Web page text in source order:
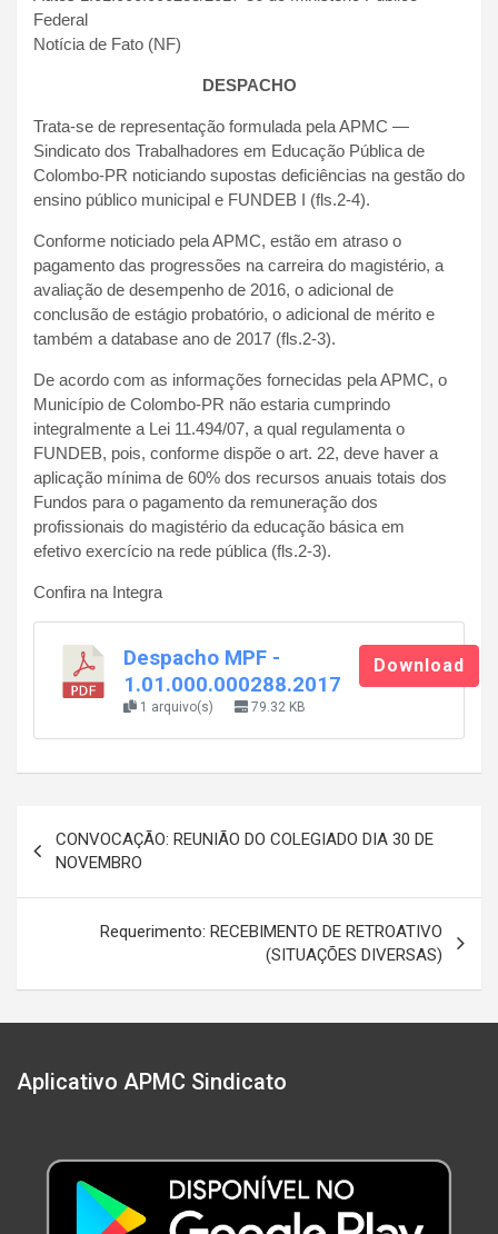
Federal
Notícia de Fato (NF)
DESPACHO
Trata-se de representação formulada pela APMC —
Sindicato dos Trabalhadores em Educação Pública de
Colombo-PR noticiando supostas deficiências na gestão do
ensino público municipal e FUNDEB I (fls.2-4).
Conforme noticiado pela APMC, estão em atraso o
pagamento das progressões na carreira do magistério, a
avaliação de desempenho de 2016, o adicional de
conclusão de estágio probatório, o adicional de mérito e
também a database ano de 2017 (fls.2-3).
De acordo com as informações fornecidas pela APMC, o
Município de Colombo-PR não estaria cumprindo
integralmente a Lei 11.494/07, a qual regulamenta o
FUNDEB, pois, conforme dispõe o art. 22, deve haver a
aplicação mínima de 60% dos recursos anuais totais dos
Fundos para o pagamento da remuneração dos
profissionais do magistério da educação básica em
efetivo exercício na rede pública (fls.2-3).
Confira na Integra
Despacho MPF -
1.01.000.000288.2017
1 arquivo(s) 79.32 KB
Download
Navegação
de
Post
CONVOCAÇÃO: REUNIÃO DO COLEGIADO DIA 30 DE
NOVEMBRO
Requerimento: RECEBIMENTO DE RETROATIVO
(SITUAÇÕES DIVERSAS)
Aplicativo APMC Sindicato